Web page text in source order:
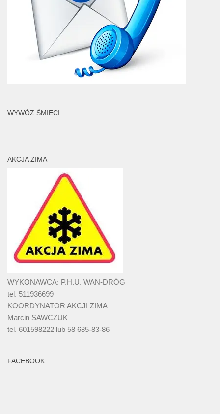
WYWÓZ ŚMIECI
AKCJA ZIMA
WYKONAWCA: P.H.U. WAN-DRÓG
tel. 511936699
KOORDYNATOR AKCJI ZIMA
Marcin SAWCZUK
tel. 601598222 lub 58 685-83-86
FACEBOOK